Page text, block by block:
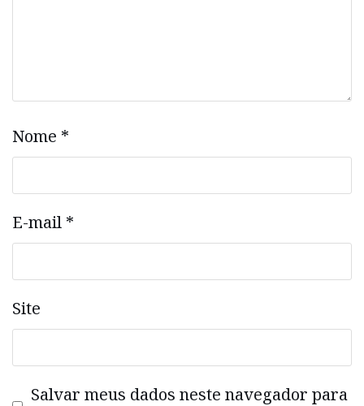
Nome *
E-mail *
Site
Salvar meus dados neste navegador para